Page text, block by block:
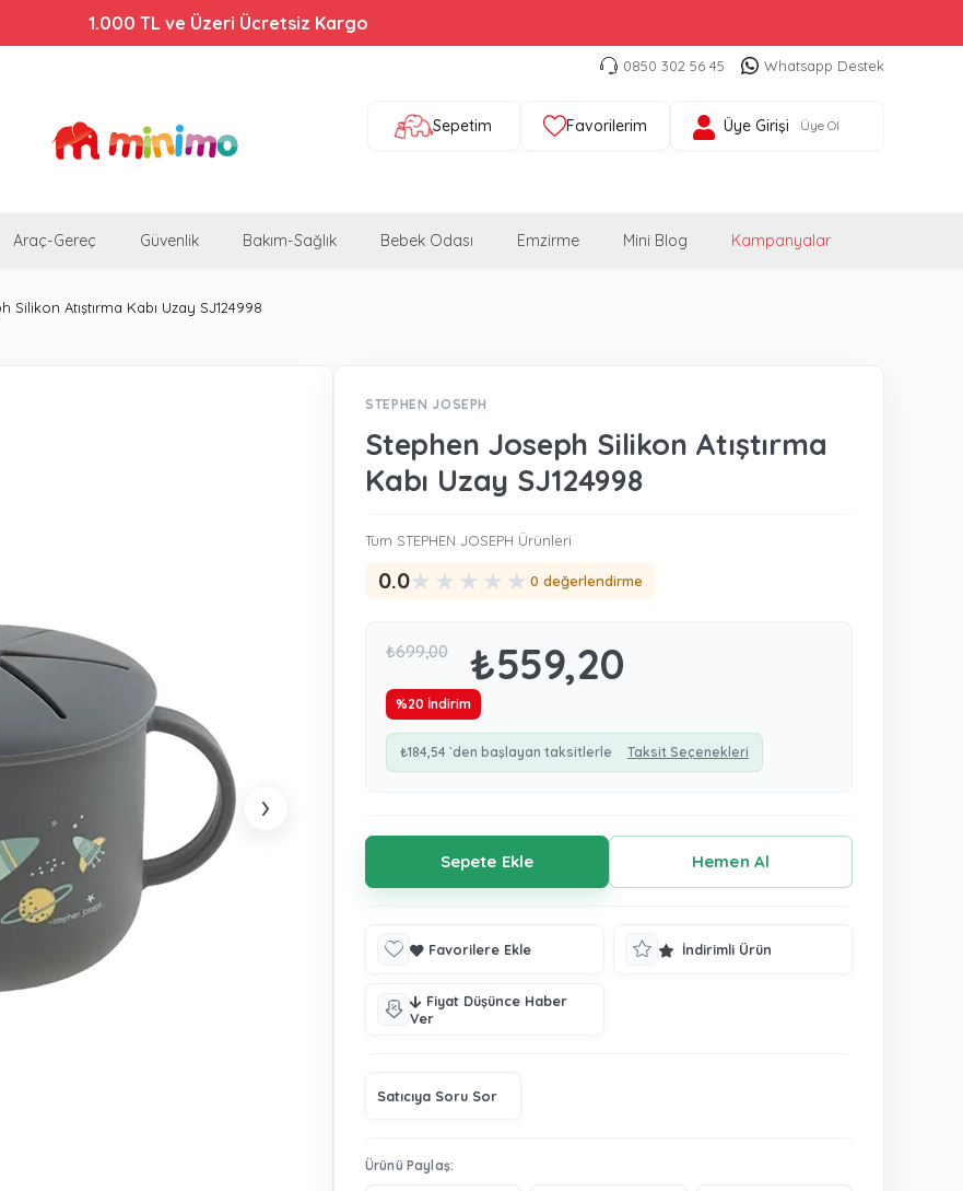
1.000 TL ve Üzeri Ücretsiz Kargo
0850 302 56 45 Whatsapp Destek
Sepetim Favorilerim Üye Girişi Üye Ol
Araç-Gereç Güvenlik Bakım-Sağlık Bebek Odası Emzirme Mini Blog Kampanyalar
Silikon Atıştırma Kabı Uzay SJ124998
›
STEPHEN JOSEPH
Stephen Joseph Silikon Atıştırma
Kabı Uzay SJ124998
Tüm STEPHEN JOSEPH Ürünleri
0.0★ ★ ★ ★ ★ 0 değerlendirme
₺699,00 ₺559,20
%20 İndirim
₺184,54 `den başlayan taksitlerle Taksit Seçenekleri
Favorilere Ekle İndirimli Ürün
Fiyat Düşünce Haber
Ver
Satıcıya Soru Sor
Ürünü Paylaş: